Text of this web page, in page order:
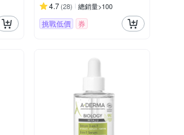
4.7(28) 總銷量>100
挑戰低價 券